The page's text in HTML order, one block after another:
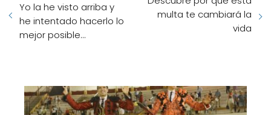
Yo la he visto arriba y
he intentado hacerlo lo
mejor posible...
multa te cambiará la
vida